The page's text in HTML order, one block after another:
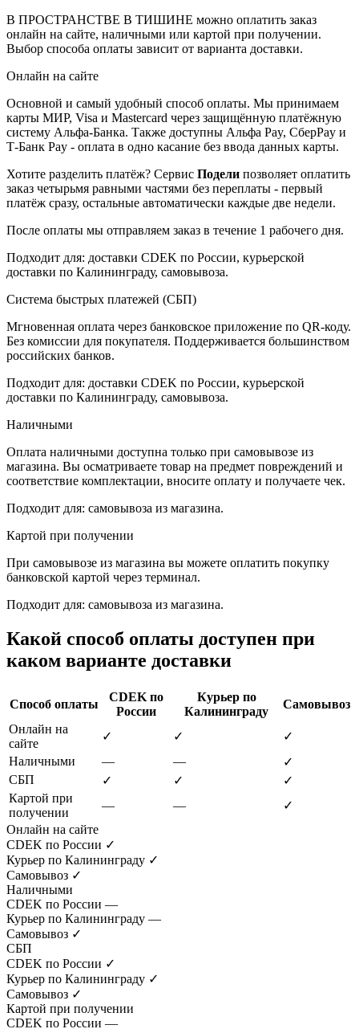
В ПРОСТРАНСТВЕ В ТИШИНЕ можно оплатить заказ
онлайн на сайте, наличными или картой при получении.
Выбор способа оплаты зависит от варианта доставки.
Онлайн на сайте
Основной и самый удобный способ оплаты. Мы принимаем
карты МИР, Visa и Mastercard через защищённую платёжную
систему Альфа-Банка. Также доступны Альфа Pay, СберPay и
Т-Банк Pay - оплата в одно касание без ввода данных карты.
Хотите разделить платёж? Сервис Подели позволяет оплатить
заказ четырьмя равными частями без переплаты - первый
платёж сразу, остальные автоматически каждые две недели.
После оплаты мы отправляем заказ в течение 1 рабочего дня.
Подходит для: доставки CDEK по России, курьерской
доставки по Калининграду, самовывоза.
Система быстрых платежей (СБП)
Мгновенная оплата через банковское приложение по QR-коду.
Без комиссии для покупателя. Поддерживается большинством
российских банков.
Подходит для: доставки CDEK по России, курьерской
доставки по Калининграду, самовывоза.
Наличными
Оплата наличными доступна только при самовывозе из
магазина. Вы осматриваете товар на предмет повреждений и
соответствие комплектации, вносите оплату и получаете чек.
Подходит для: самовывоза из магазина.
Картой при получении
При самовывозе из магазина вы можете оплатить покупку
банковской картой через терминал.
Подходит для: самовывоза из магазина.
Какой способ оплаты доступен при
каком варианте доставки
Способ оплаты
CDEK по
России
Курьер по
Калининграду
Самовывоз
Онлайн на
сайте
✓ ✓
✓
Наличными
— —
✓
СБП
✓ ✓
✓
Картой при
получении
— —
✓
Онлайн на сайте
CDEK по России ✓
Курьер по Калининграду ✓
Самовывоз ✓
Наличными
CDEK по России —
Курьер по Калининграду —
Самовывоз ✓
СБП
CDEK по России ✓
Курьер по Калининграду ✓
Самовывоз ✓
Картой при получении
CDEK по России —